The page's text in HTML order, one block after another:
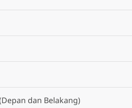
dan Belakang)